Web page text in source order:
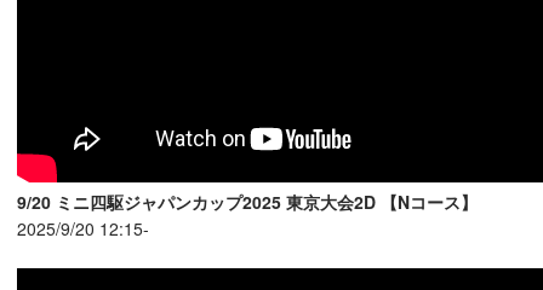
9/20 ミニ四駆ジャパンカップ2025 東京大会2D 【Nコース】
2025/9/20 12:15-